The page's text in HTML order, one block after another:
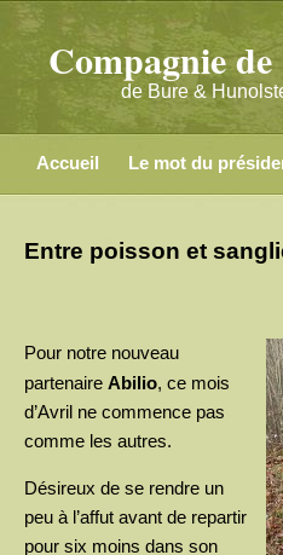
Compagnie de
de Bure &
Accueil Le mot du
Entre poisson et
Pour notre nouveau
partenaire Abilio, ce mois
d’Avril ne commence pas
comme les autres.
Désireux de se rendre un
peu à l’affut avant de repartir
pour six moins dans son